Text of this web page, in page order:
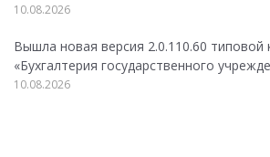
10.08.2026
Вышла новая версия 2.0.110.60 типовой
«Бухгалтерия государственного
10.08.2026